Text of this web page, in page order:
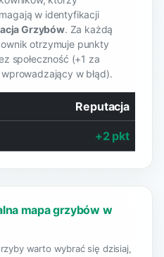
w identyfikacji
Grzybów. Za każdą
otrzymuje punkty
społeczność (+1 za
w błąd).
Reputacja
+2 pkt
mapa grzybów w
warto wybrać się dzisiaj,